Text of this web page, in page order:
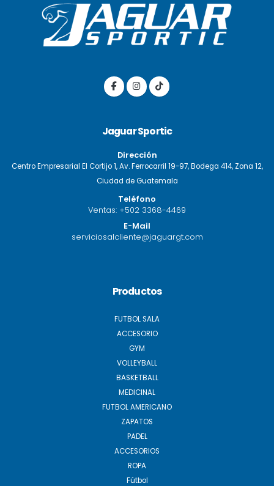
Jaguar Sportic
Dirección
Centro Empresarial El Cortijo 1, Av. Ferrocarril 19-97, Bodega 414, Zona 12,
Ciudad de Guatemala
Teléfono
Ventas: +502 3368-4469
E-Mail
serviciosalcliente@jaguargt.com
Productos
FUTBOL SALA
ACCESORIO
GYM
VOLLEYBALL
BASKETBALL
MEDICINAL
FUTBOL AMERICANO
ZAPATOS
PADEL
ACCESORIOS
ROPA
Fútbol